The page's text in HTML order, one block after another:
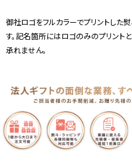
御社ロゴをフルカラーでプリントした
す。記名箇所にはロゴのみのプリント
承れません。